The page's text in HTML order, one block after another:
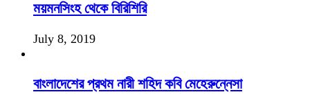
ময়মনসিংহ থেকে বিরিশিরি
July 8, 2019
বাংলাদেশের প্রথম নারী শহিদ কবি মেহেরুন্নেসা